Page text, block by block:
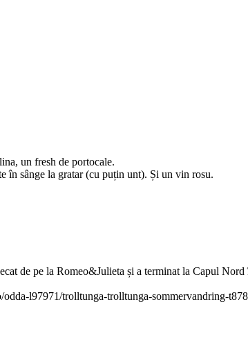
un fresh de portocale.
în sânge la gratar (cu puțin unt). Și un vin rosu.
de pe la Romeo&Julieta și a terminat la Capul
l97971/trolltunga-trolltunga-sommervandring-